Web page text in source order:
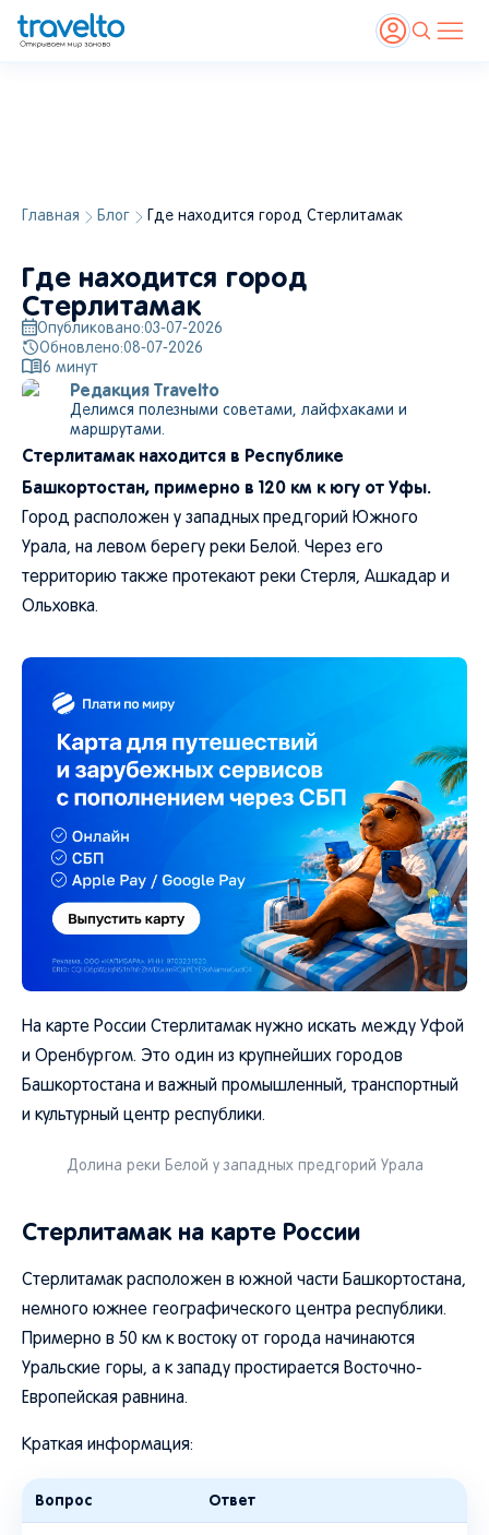
Главная Блог Где находится город Стерлитамак
Где находится город
Стерлитамак
Опубликовано:03-07-2026
Обновлено:08-07-2026
6 минут
Редакция Travelto
Делимся полезными советами, лайфхаками и
маршрутами.
Стерлитамак находится в Республике
Башкортостан, примерно в 120 км к югу от Уфы.
Город расположен у западных предгорий Южного
Урала, на левом берегу реки Белой. Через его
территорию также протекают реки Стерля, Ашкадар и
Ольховка.
На карте России Стерлитамак нужно искать между Уфой
и Оренбургом. Это один из крупнейших городов
Башкортостана и важный промышленный, транспортный
и культурный центр республики.
Долина реки Белой у западных предгорий Урала
Стерлитамак на карте России
Стерлитамак расположен в южной части Башкортостана,
немного южнее географического центра республики.
Примерно в 50 км к востоку от города начинаются
Уральские горы, а к западу простирается Восточно-
Европейская равнина.
Краткая информация:
Вопрос Ответ